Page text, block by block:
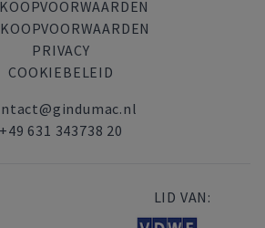
PRIVACY
COOKIEBELEID
+49 631 343738 20
LID VAN: